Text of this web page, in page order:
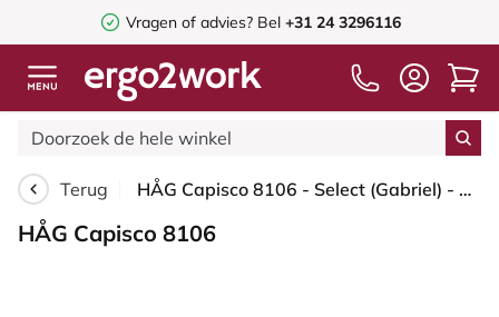
Vragen of advies? Bel +31 24 3296116
Terug HÅG Capisco 8106 - Select (Gabriel) - Wol / Polyamide - SC62097 - Light ochre - Framekleur - Blush Rose - Gasveer - 200 mm (Zithoogte 46-64cm) - Vloercontact - Glijdoppen - Voetenring - Nee, geen voetenring - Voetster - Ja, voetster in gepolijst aluminium
HÅG Capisco 8106